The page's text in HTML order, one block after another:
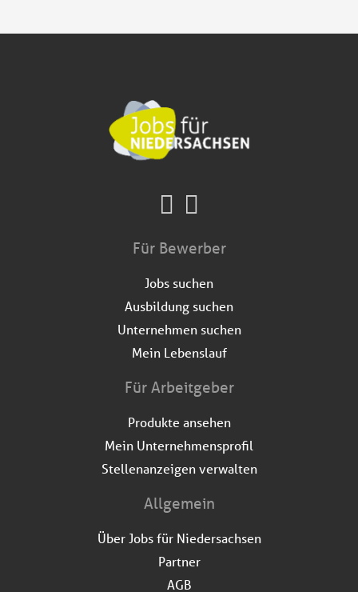
Für Bewerber
Jobs suchen
Ausbildung suchen
Unternehmen suchen
Mein Lebenslauf
Für Arbeitgeber
Produkte ansehen
Mein Unternehmensprofil
Stellenanzeigen verwalten
Allgemein
Über Jobs für Niedersachsen
Partner
AGB